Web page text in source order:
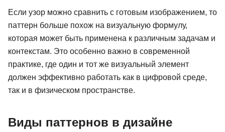
Если узор можно сравнить с готовым изображением, то
паттерн больше похож на визуальную формулу,
которая может быть применена к различным задачам и
контекстам. Это особенно важно в современной
практике, где один и тот же визуальный элемент
должен эффективно работать как в цифровой среде,
так и в физическом пространстве.
Виды паттернов в дизайне